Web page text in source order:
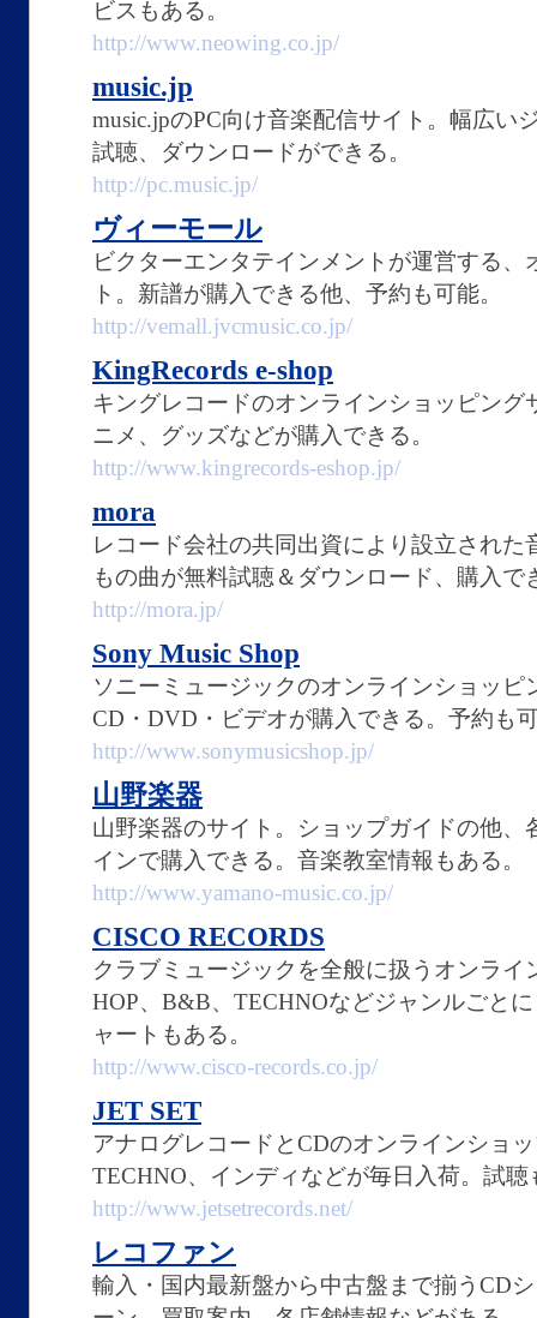
ビスもある。
http://www.neowing.co.jp/
music.jp
music.jpのPC向け音楽配信サイト。幅広い
試聴、ダウンロードができる。
http://pc.music.jp/
ヴィーモール
ビクターエンタテインメントが運営する
ト。新譜が購入できる他、予約も可能。
http://vemall.jvcmusic.co.jp/
KingRecords e-shop
キングレコードのオンラインショッピン
ニメ、グッズなどが購入できる。
http://www.kingrecords-eshop.jp/
mora
レコード会社の共同出資により設立され
もの曲が無料試聴＆ダウンロード、購入で
http://mora.jp/
Sony Music Shop
ソニーミュージックのオンラインショッ
CD・DVD・ビデオが購入できる。予約も
http://www.sonymusicshop.jp/
山野楽器
山野楽器のサイト。ショップガイドの他
インで購入できる。音楽教室情報もある。
http://www.yamano-music.co.jp/
CISCO RECORDS
クラブミュージックを全般に扱うオンライ
HOP、B&B、TECHNOなどジャンルごと
ャートもある。
http://www.cisco-records.co.jp/
JET SET
アナログレコードとCDのオンラインショ
TECHNO、インディなどが毎日入荷。試聴
http://www.jetsetrecords.net/
レコファン
輸入・国内最新盤から中古盤まで揃うCD